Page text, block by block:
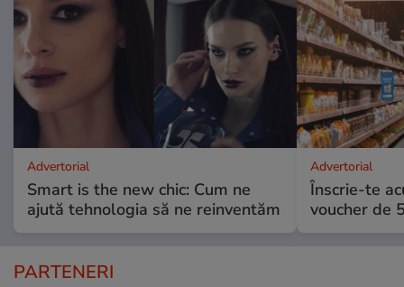
Advertorial
Smart is the new chic: Cum ne
ajută tehnologia să ne reinventăm
Advertorial
Înscrie-te
voucher de
PARTENERI